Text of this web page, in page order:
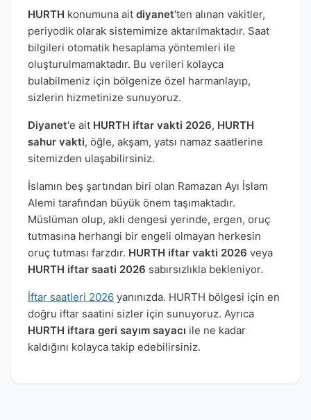
HURTH konumuna ait diyanet'ten alınan vakitler,
periyodik olarak sistemimize aktarılmaktadır. Saat
bilgileri otomatik hesaplama yöntemleri ile
oluşturulmamaktadır. Bu verileri kolayca
bulabilmeniz için bölgenize özel harmanlayıp,
sizlerin hizmetinize sunuyoruz.
Diyanet'e ait HURTH iftar vakti 2026, HURTH
sahur vakti, öğle, akşam, yatsı namaz saatlerine
sitemizden ulaşabilirsiniz.
İslamın beş şartından biri olan Ramazan Ayı İslam
Alemi tarafından büyük önem taşımaktadır.
Müslüman olup, akli dengesi yerinde, ergen, oruç
tutmasına herhangi bir engeli olmayan herkesin
oruç tutması farzdır. HURTH iftar vakti 2026 veya
HURTH iftar saati 2026 sabırsızlıkla bekleniyor.
İftar saatleri 2026 yanınızda. HURTH bölgesi için en
doğru iftar saatini sizler için sunuyoruz. Ayrıca
HURTH iftara geri sayım sayacı ile ne kadar
kaldığını kolayca takip edebilirsiniz.